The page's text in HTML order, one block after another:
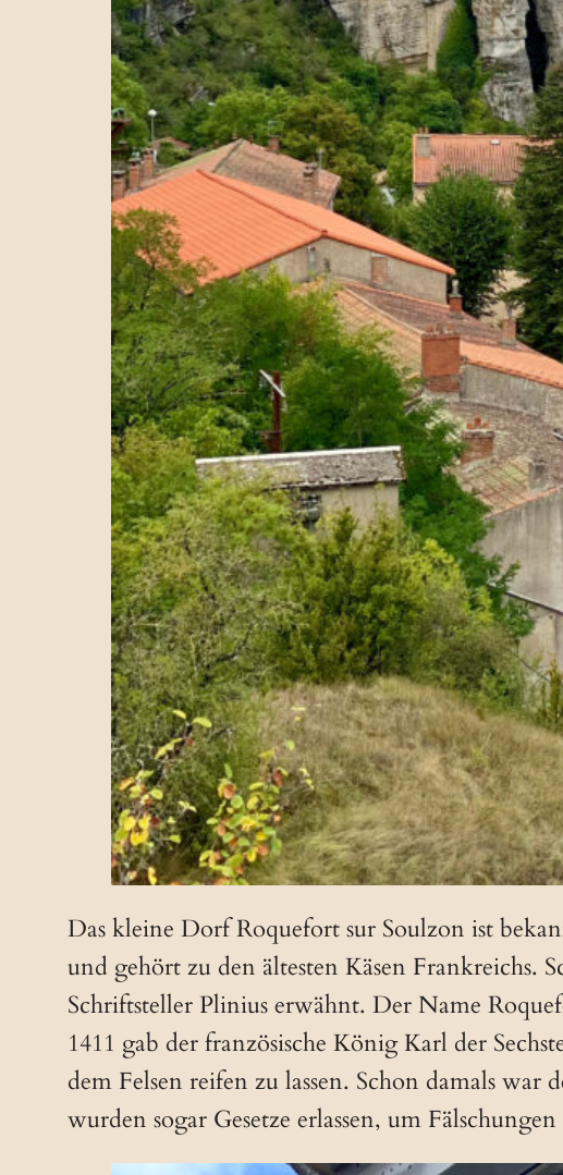
Das kleine Dorf Roquefort sur Soulzon ist
und gehört zu den ältesten Käsen Frankreichs.
Schriftsteller Plinius erwähnt. Der Name
1411 gab der französische König Karl der
dem Felsen reifen zu lassen. Schon damals war
wurden sogar Gesetze erlassen, um